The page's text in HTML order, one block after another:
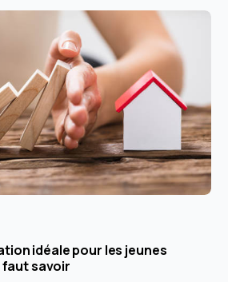
idéale pour les jeunes
faut savoir